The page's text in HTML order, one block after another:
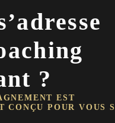
?
EST
CONÇU POUR VOUS